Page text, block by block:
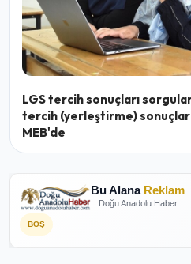
LGS tercih sonuçları
tercih (yerleştirme) sonuçları
MEB'de
Bu Alana Reklam
Doğu Anadolu Haber
BOŞ